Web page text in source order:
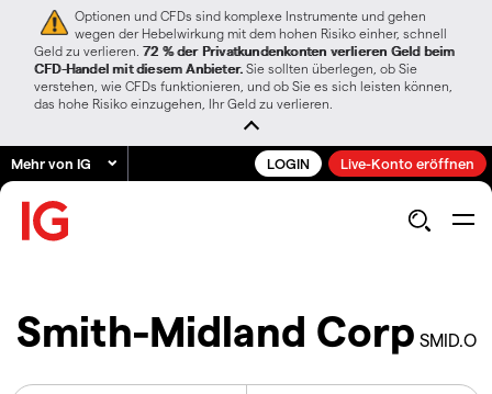
Optionen und CFDs sind komplexe Instrumente und gehen
wegen der Hebelwirkung mit dem hohen Risiko einher, schnell
Geld zu verlieren. 72 % der Privatkundenkonten verlieren Geld beim
CFD-Handel mit diesem Anbieter. Sie sollten überlegen, ob Sie
verstehen, wie CFDs funktionieren, und ob Sie es sich leisten können,
das hohe Risiko einzugehen, Ihr Geld zu verlieren.
Mehr von IG LOGIN Live-Konto eröffnen
Smith-Midland Corp SMID.O